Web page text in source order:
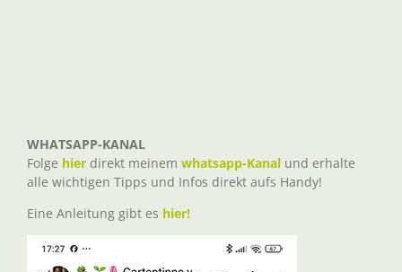
WHATSAPP-KANAL
Folge hier direkt meinem whatsapp-Kanal und erhalte
alle wichtigen Tipps und Infos direkt aufs Handy!
Eine Anleitung gibt es hier!